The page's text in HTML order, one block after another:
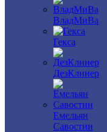
ВладМиВа
Гекса
ДезКлинер
Емельян
Савостин